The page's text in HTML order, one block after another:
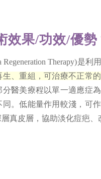
效果/功效/優勢
Therapy)是利用
、重組，可治療不正常
分醫美療程以單一適應症
。低能量作用較淺，可
真皮層，協助淡化痘疤、